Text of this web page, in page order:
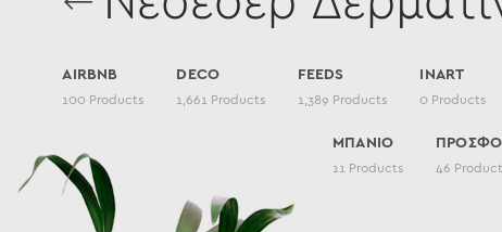
AIRBNB
100 Products
DECO
1,661 Products
FEEDS
1,389 Products
INART
0 Products
ΜΠΑΝΙΟ
11 Products 46